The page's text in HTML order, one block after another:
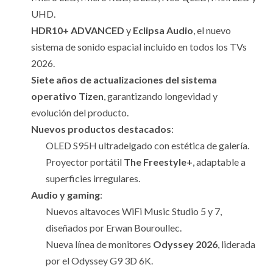
UHD.
HDR10+ ADVANCED y Eclipsa Audio, el nuevo
sistema de sonido espacial incluido en todos los TVs
2026.
Siete años de actualizaciones del sistema
operativo Tizen, garantizando longevidad y
evolución del producto.
Nuevos productos destacados:
OLED S95H ultradelgado con estética de galería.
Proyector portátil The Freestyle+, adaptable a
superficies irregulares.
Audio y gaming:
Nuevos altavoces WiFi Music Studio 5 y 7,
diseñados por Erwan Bouroullec.
Nueva línea de monitores Odyssey 2026, liderada
por el Odyssey G9 3D 6K.